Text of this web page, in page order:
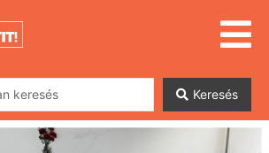
Keresés